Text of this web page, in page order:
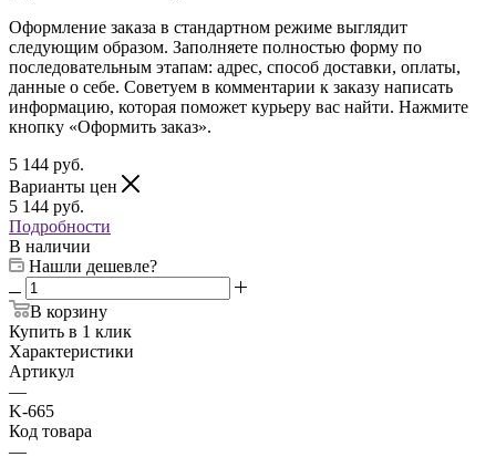
Оформление заказа в стандартном режиме выглядит
следующим образом. Заполняете полностью форму по
последовательным этапам: адрес, способ доставки, оплаты,
данные о себе. Советуем в комментарии к заказу написать
информацию, которая поможет курьеру вас найти. Нажмите
кнопку «Оформить заказ».
5 144 руб.
Варианты цен
5 144 руб.
Подробности
В наличии
Нашли дешевле?
В корзину
Купить в 1 клик
Характеристики
Артикул
—
K-665
Код товара
—